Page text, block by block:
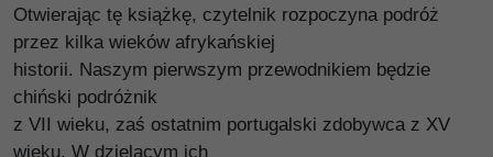
Otwierając tę książkę, czytelnik rozpoczyna podróż
przez kilka wieków afrykańskiej
historii. Naszym pierwszym przewodnikiem będzie
chiński podróżnik
z VII wieku, zaś ostatnim portugalski zdobywca z XV
wieku. W dzielącym ich